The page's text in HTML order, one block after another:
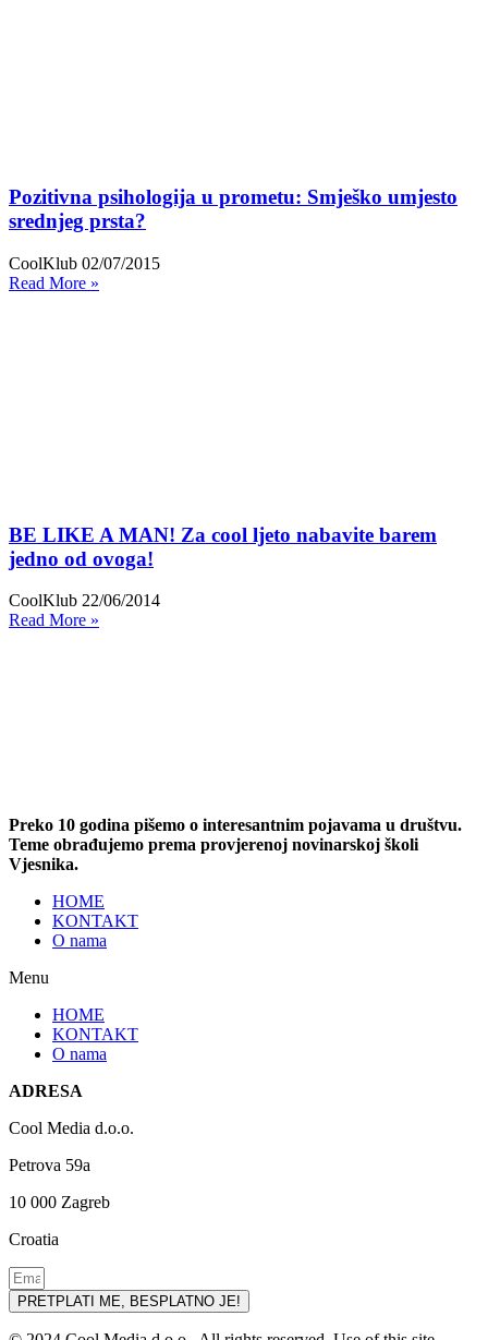
Pozitivna psihologija u prometu: Smješko umjesto
srednjeg prsta?
CoolKlub 02/07/2015
Read More »
BE LIKE A MAN! Za cool ljeto nabavite barem
jedno od ovoga!
CoolKlub 22/06/2014
Read More »
Preko 10 godina pišemo o interesantnim pojavama u društvu.
Teme obrađujemo prema provjerenoj novinarskoj školi
Vjesnika.
HOME
KONTAKT
O nama
Menu
HOME
KONTAKT
O nama
ADRESA
Cool Media d.o.o.
Petrova 59a
10 000 Zagreb
Croatia
PRETPLATI ME, BESPLATNO JE!